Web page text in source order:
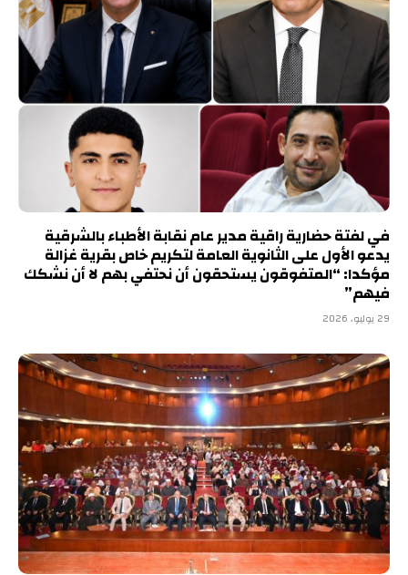
في لفتة حضارية راقية مدير عام نقابة الأطباء بالشرقية
يدعو الأول على الثانوية العامة لتكريم خاص بقرية غزالة
مؤكدا: “المتفوقون يستحقون أن نحتفي بهم لا أن نشكك
فيهم”
29 يوليو، 2026